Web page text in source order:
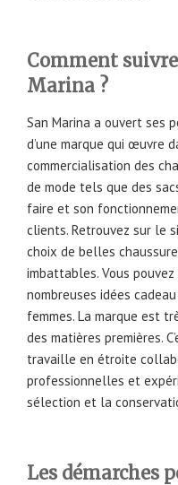
Comment
Marina ?
San Marina a ouvert ses
d’une marque qui œuvre
commercialisation des
de mode tels que des
faire et son
clients. Retrouvez sur le
choix de belles
imbattables. Vous
nombreuses idées
femmes. La marque est
des matières premières.
travaille en étroite
professionnelles et
sélection et la
Les démarches